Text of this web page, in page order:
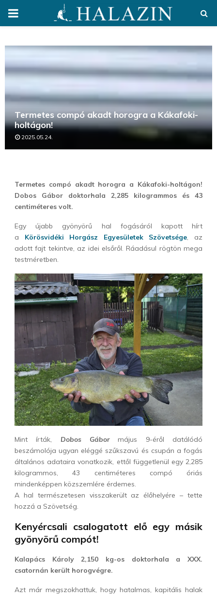
PRIMARY
Termetes compó akadt horogra a Kákafoki-
holtágon!
2025.05.24.
Termetes compó akadt horogra a Kákafoki-holtágon!
Dobos Gábor doktorhala 2,285 kilogrammos és 43
centiméteres volt.
Egy újabb gyönyörű hal fogásáról kapott hírt
a Körösvidéki Horgász Egyesületek Szövetsége, az
adott fajt tekintve, az idei elsőről. Ráadásul rögtön mega
testméretben.
Mint írták, Dobos Gábormájus 9-éről datálódó
beszámolója ugyan eléggé szűkszavú és csupán a fogás
általános adataira vonatkozik, ettől függetlenül egy 2,285
kilogrammos, 43 centiméteres compó óriás
mindenképpen közszemlére érdemes.
A hal természetesen visszakerült az élőhelyére – tette
hozzá a Szövetség.
Kenyércsali csalogatott elő egy másik
gyönyörű compót!
Kalapács Károly 2,150 kg-os doktorhala a XXX.
csatornán került horogvégre.
Azt már megszokhattuk, hogy hatalmas, kapitális halak